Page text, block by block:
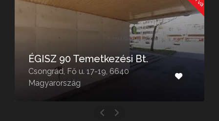
ÉGISZ 90 Temetkezési Bt.
Csongrád, Fő u. 17-19, 6640
Magyarország